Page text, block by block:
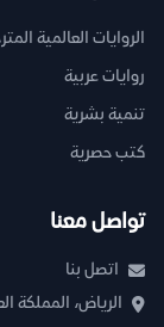
الروايات العالمية
روايات عربية
تنمية بشرية
كتب حصرية
تواصل معنا
اتصل بنا
الرياض، المملكة